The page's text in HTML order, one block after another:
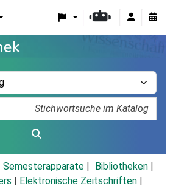
Semesterapparate
Bibliotheken
Elektronische Zeitschriften